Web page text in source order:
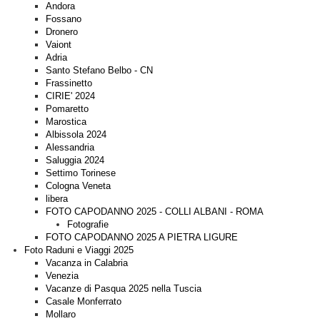
Andora
Fossano
Dronero
Vaiont
Adria
Santo Stefano Belbo - CN
Frassinetto
CIRIE' 2024
Pomaretto
Marostica
Albissola 2024
Alessandria
Saluggia 2024
Settimo Torinese
Cologna Veneta
libera
FOTO CAPODANNO 2025 - COLLI ALBANI - ROMA
Fotografie
FOTO CAPODANNO 2025 A PIETRA LIGURE
Foto Raduni e Viaggi 2025
Vacanza in Calabria
Venezia
Vacanze di Pasqua 2025 nella Tuscia
Casale Monferrato
Mollaro